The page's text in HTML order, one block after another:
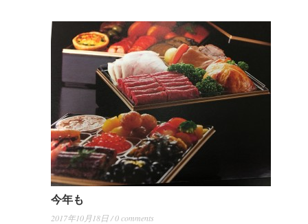
今年も
2017年10月18日 / 0 comments